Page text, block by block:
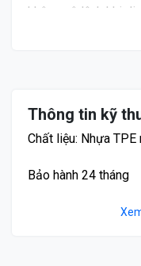
không xô lệch khi di
trọng để đảm bảo
Thông tin kỹ
Chất liệu: Nhựa
Bảo hành 24 tháng